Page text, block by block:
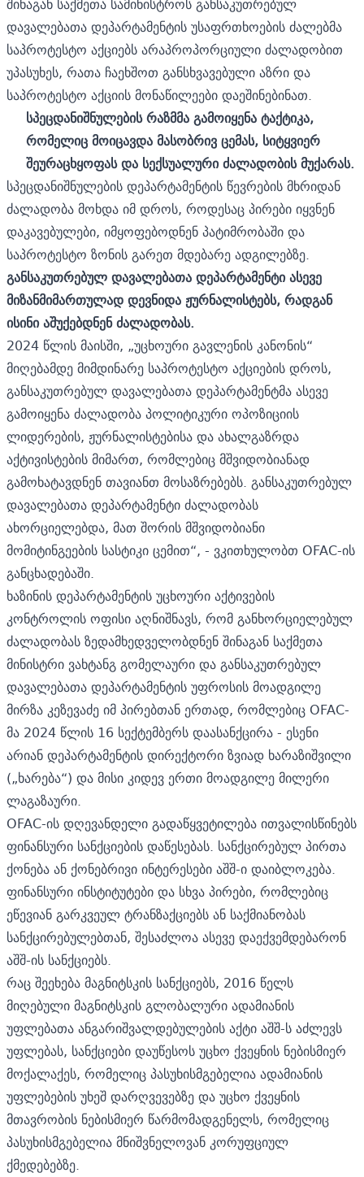
დავალებათა დეპარტამენტის უსაფრთხოების ძალებმა
საპროტესტო აქციებს არაპროპორციული ძალადობით
უპასუხეს, რათა ჩაეხშოთ განსხვავებული აზრი და
საპროტესტო აქციის მონაწილეები დაეშინებინათ.
სპეცდანიშნულების რაზმმა გამოიყენა ტაქტიკა,
რომელიც მოიცავდა მასობრივ ცემას, სიტყვიერ
შეურაცხყოფას და სექსუალური ძალადობის მუქარას.
სპეცდანიშნულების დეპარტამენტის წევრების მხრიდან
ძალადობა მოხდა იმ დროს, როდესაც პირები იყვნენ
დაკავებულები, იმყოფებოდნენ პატიმრობაში და
საპროტესტო ზონის გარეთ მდებარე ადგილებზე.
განსაკუთრებულ დავალებათა დეპარტამენტი ასევე
მიზანმიმართულად დევნიდა ჟურნალისტებს, რადგან
ისინი აშუქებდნენ ძალადობას.
2024 წლის მაისში, „უცხოური გავლენის კანონის“
მიღებამდე მიმდინარე საპროტესტო აქციების დროს,
განსაკუთრებულ დავალებათა დეპარტამენტმა ასევე
გამოიყენა ძალადობა პოლიტიკური ოპოზიციის
ლიდერების, ჟურნალისტებისა და ახალგაზრდა
აქტივისტების მიმართ, რომლებიც მშვიდობიანად
გამოხატავდნენ თავიანთ მოსაზრებებს. განსაკუთრებულ
დავალებათა დეპარტამენტი ძალადობას
ახორციელებდა, მათ შორის მშვიდობიანი
მომიტინგეების სასტიკი ცემით“, - ვკითხულობთ OFAC-ის
განცხადებაში.
ხაზინის დეპარტამენტის უცხოური აქტივების
კონტროლის ოფისი აღნიშნავს, რომ განხორციელებულ
ძალადობას ზედამხედველობდნენ შინაგან საქმეთა
მინისტრი ვახტანგ გომელაური და განსაკუთრებულ
დავალებათა დეპარტამენტის უფროსის მოადგილე
მირზა კეზევაძე იმ პირებთან ერთად, რომლებიც OFAC-
მა 2024 წლის 16 სექტემბერსდაასანქცირა- ესენი
არიან დეპარტამენტის დირექტორი ზვიად ხარაზიშვილი
(„ხარება“) და მისი კიდევ ერთი მოადგილე მილერი
ლაგაზაური.
OFAC-ის დღევანდელი გადაწყვეტილება ითვალისწინებს
ფინანსური სანქციების დაწესებას. სანქცირებულ პირთა
ქონება ან ქონებრივი ინტერესები აშშ-ი დაიბლოკება.
ფინანსური ინსტიტუტები და სხვა პირები, რომლებიც
ეწევიან გარკვეულ ტრანზაქციებს ან საქმიანობას
სანქცირებულებთან, შესაძლოა ასევე დაექვემდებარონ
აშშ-ის სანქციებს.
რაც შეეხება მაგნიტსკის სანქციებს, 2016 წელს
მიღებული მაგნიტსკის გლობალური ადამიანის
უფლებათა ანგარიშვალდებულების აქტი აშშ-ს აძლევს
უფლებას, სანქციები დაუწესოს უცხო ქვეყნის ნებისმიერ
მოქალაქეს, რომელიც პასუხისმგებელია ადამიანის
უფლებების უხეშ დარღვევებზე და უცხო ქვეყნის
მთავრობის ნებისმიერ წარმომადგენელს, რომელიც
პასუხისმგებელია მნიშვნელოვან კორუფციულ
ქმედებებზე.